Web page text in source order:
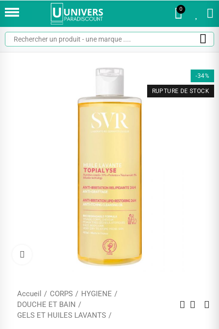
0
-34%
RUPTURE DE STOCK
Cliquez pour agrandir
Accueil CORPS
HYGIENE
DOUCHE ET BAIN
GELS ET HUILES LAVANTS